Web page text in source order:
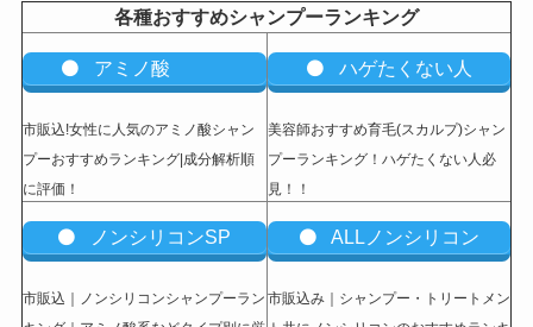
各種おすすめシャンプーランキング
アミノ酸
市販込!女性に人気のアミノ酸シャン
プーおすすめランキング|成分解析順
に評価！
ハゲたくない人
美容師おすすめ育毛(スカルプ)シャン
プーランキング！ハゲたくない人必
見！！
ノンシリコンSP
市販込｜ノンシリコンシャンプーラン
ALLノンシリコン
市販込み｜シャンプー・トリートメン